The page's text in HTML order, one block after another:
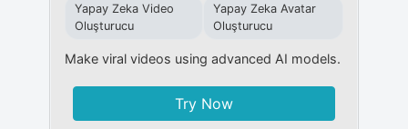
Yapay Zeka Video
Oluşturucu
Yapay Zeka Avatar
Oluşturucu
Make viral videos using advanced AI models.
Try Now